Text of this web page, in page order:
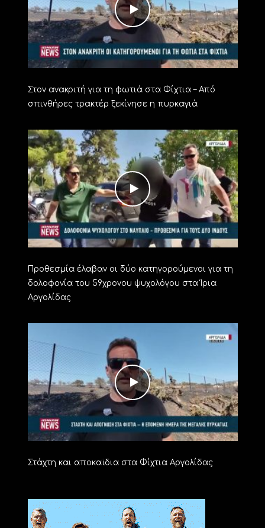
Στον ανακριτή για τη φωτιά στα Φίχτια – Από
σπινθήρες τρακτέρ ξεκίνησε η πυρκαγιά
Προθεσμία έλαβαν οι δύο κατηγορούμενοι για τη
δολοφονία του 59χρονου ψυχολόγου στα Ίρια
Αργολίδας
Στάχτη και αποκαϊδια στα Φίχτια Αργολίδας